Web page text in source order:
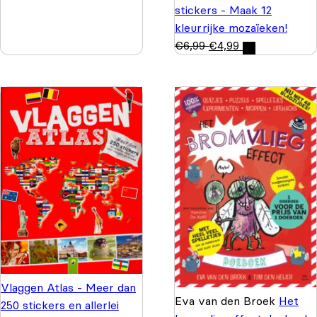
stickers - Maak 12
kleurrijke mozaïeken!
€6,99 €4,99
Vlaggen Atlas - Meer dan
250 stickers en allerlei
Eva van den Broek Het